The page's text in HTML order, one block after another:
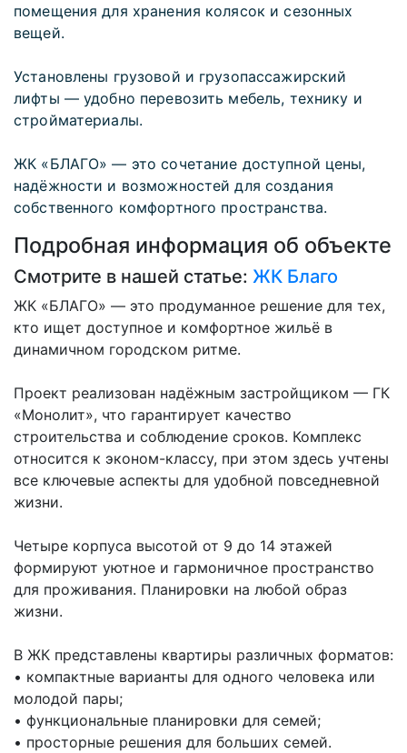
помещения для хранения колясок и сезонных
вещей.
Установлены грузовой и грузопассажирский
лифты — удобно перевозить мебель, технику и
стройматериалы.
ЖК «БЛАГО» — это сочетание доступной цены,
надёжности и возможностей для создания
собственного комфортного пространства.
Подробная информация об объекте
Смотрите в нашей статье: ЖК Благо
ЖК «БЛАГО» — это продуманное решение для тех,
кто ищет доступное и комфортное жильё в
динамичном городском ритме.
Проект реализован надёжным застройщиком — ГК
«Монолит», что гарантирует качество
строительства и соблюдение сроков. Комплекс
относится к эконом-классу, при этом здесь учтены
все ключевые аспекты для удобной повседневной
жизни.
Четыре корпуса высотой от 9 до 14 этажей
формируют уютное и гармоничное пространство
для проживания. Планировки на любой образ
жизни.
В ЖК представлены квартиры различных форматов:
• компактные варианты для одного человека или
молодой пары;
• функциональные планировки для семей;
• просторные решения для больших семей.